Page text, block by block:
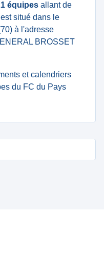
équipes allant de
situé dans le
à l'adresse
BROSSET
et calendriers
du FC du Pays